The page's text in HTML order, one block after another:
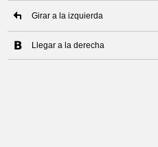
Girar a la izquierda
Llegar a la derecha